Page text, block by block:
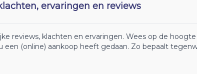
ervaringen en reviews
reviews, klachten en ervaringen. Wees op de
een (online) aankoop heeft gedaan. Zo bepaalt